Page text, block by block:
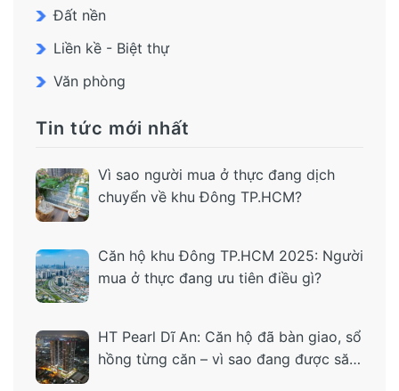
Đất nền
Liền kề - Biệt thự
Văn phòng
Tin tức mới nhất
Vì sao người mua ở thực đang dịch
chuyển về khu Đông TP.HCM?
Căn hộ khu Đông TP.HCM 2025: Người
mua ở thực đang ưu tiên điều gì?
HT Pearl Dĩ An: Căn hộ đã bàn giao, sổ
hồng từng căn – vì sao đang được săn